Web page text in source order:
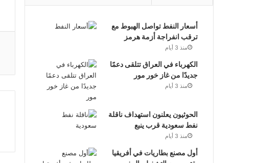
أسعار النفط تواصل الهبوط مع
ترقب انفراجة أزمة هرمز
منذ 3 أيام
الكهرباء في العراق تتلقى دعمًا
جديدًا من غاز خور مور
منذ 3 أيام
الحوثيون يعلنون استهداف ناقلة
نفط سعودية قرب ينبع
منذ 3 أيام
أول مصنع بطاريات في أفريقيا